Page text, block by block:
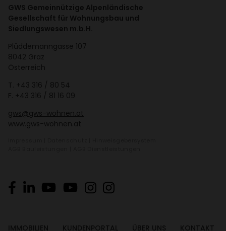
GWS Gemeinnützige Alpenländische
Gesellschaft für Wohnungsbau und
Siedlungswesen m.b.H.
Plüd­de­mann­gasse 107
8042 Graz
Öster­reich
T. +43 316 / 80 54
F. +43 316 / 81 16 09
gws@gws-wohnen.at
www.gws-wohnen.at
IMMO­BI­LIEN KUNDEN­PORTAL ÜBER UNS KONTAKT